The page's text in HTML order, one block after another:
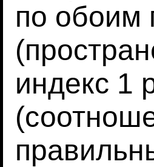
по обоим
индекс 1